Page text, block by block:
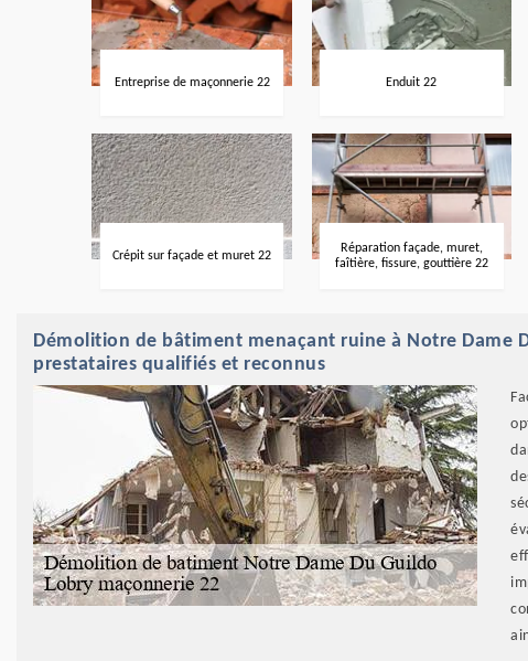
Entreprise de maçonnerie 22 Enduit 22
Crépit sur façade et muret 22
Réparation façade, muret,
faîtière, fissure, gouttière 22
Démolition de bâtiment menaçant ruine à Notre Dame
prestataires qualifiés et reconnus